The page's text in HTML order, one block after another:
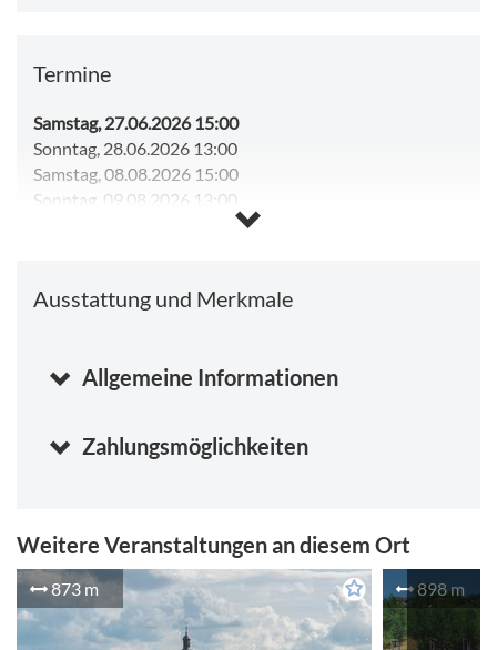
Termine
Samstag, 27.06.2026 15:00
Sonntag, 28.06.2026 13:00
Samstag, 08.08.2026 15:00
Sonntag, 09.08.2026 13:00
Samstag, 15.08.2026 13:00
Ausstattung und Merkmale
Allgemeine Informationen
Zahlungsmöglichkeiten
Weitere Veranstaltungen an diesem Ort
873 m 898 m